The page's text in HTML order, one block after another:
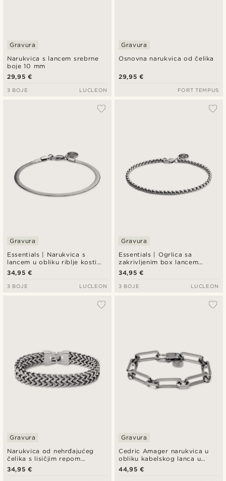
Narukvica s lancem srebrne
boje 10 mm
Gravura
29,95 €
3 BOJE LUCLEON
Osnovna narukvica od čelika
Gravura
29,95 €
FORT TEMPUS
Essentials | Narukvica s
lancem u obliku riblje kosti
srebrne boje, 4 mm
Gravura
34,95 €
3 BOJE LUCLEON
Essentials | Ogrlica sa
zakrivljenim box lancem
srebrne boje, 3 mm
Gravura
34,95 €
3 BOJE LUCLEON
Narukvica od nehrđajućeg
čelika s lisičjim repom
srebrne boje
Gravura
34,95 €
Cedric Amager narukvica u
obliku kabelskog lanca u
srebrnoj boji
Gravura
44,95 €